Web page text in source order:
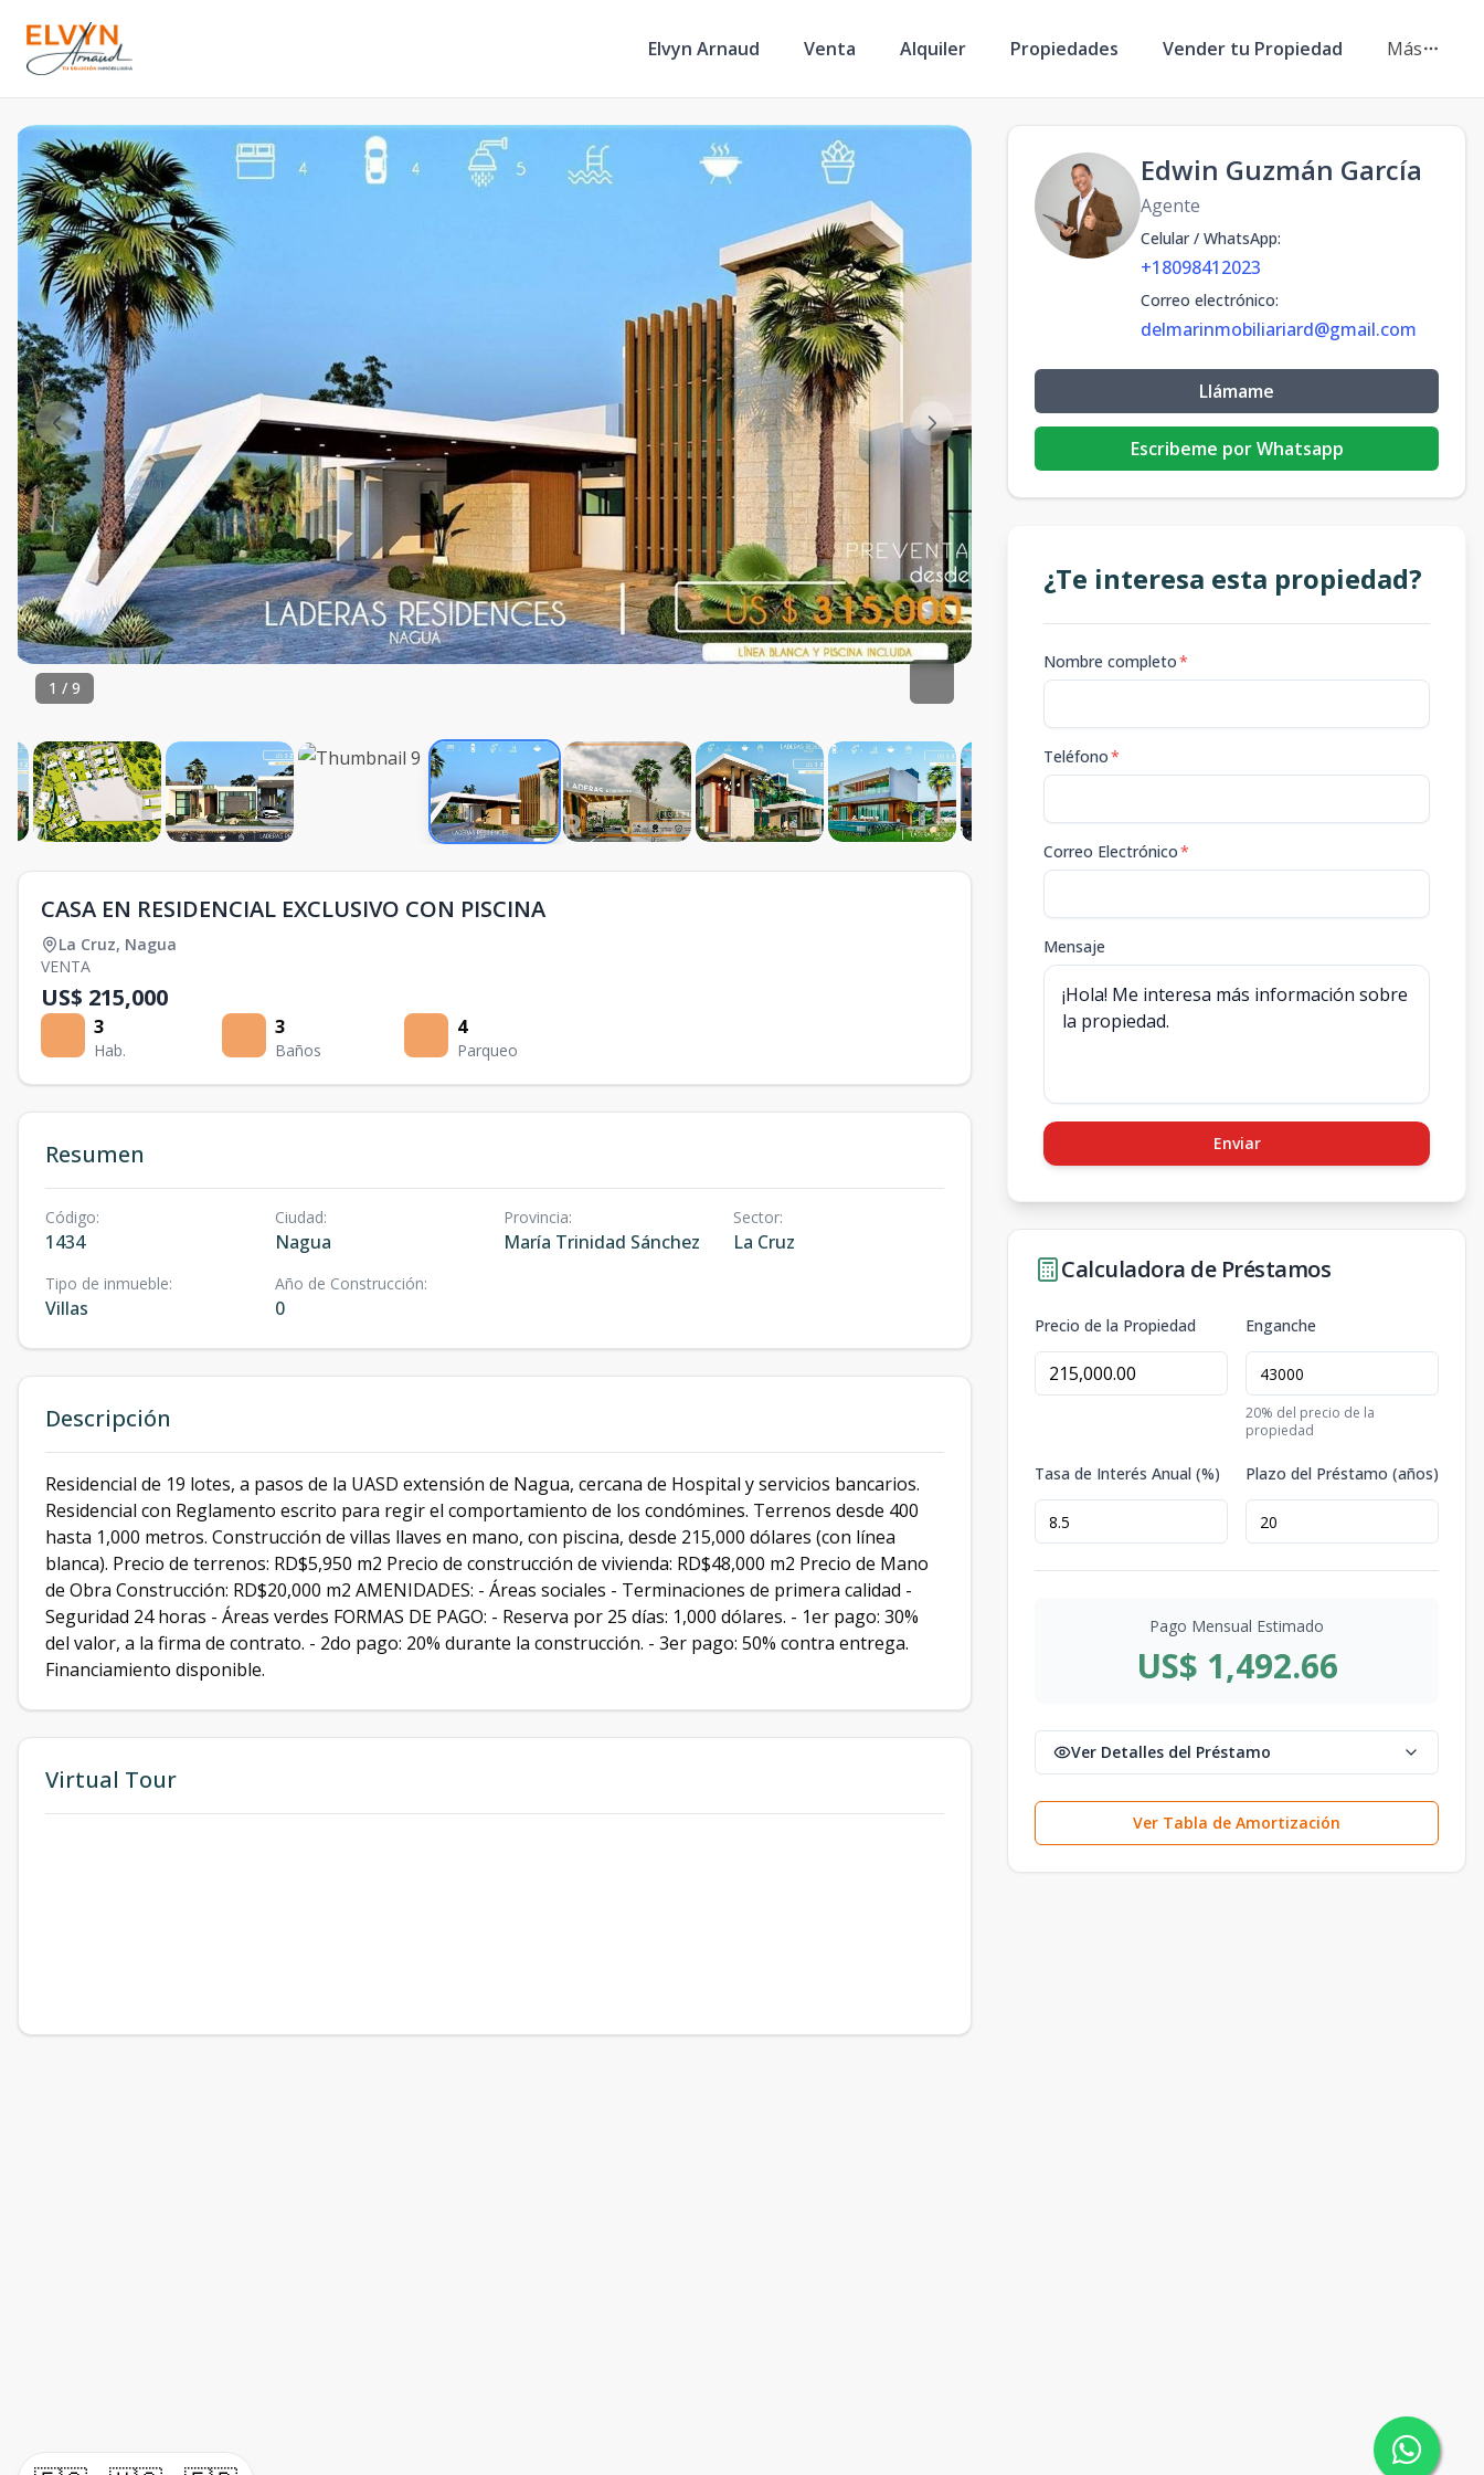
Elvyn Arnaud Venta Alquiler Propiedades Vender tu Propiedad Más
1 / 9
CASA EN RESIDENCIAL EXCLUSIVO CON PISCINA
La Cruz, Nagua
VENTA
US$ 215,000
3
Hab.
3
Baños
4
Parqueo
Resumen
Código:
1434
Ciudad:
Nagua
Provincia:
María Trinidad Sánchez
Sector:
La Cruz
Tipo de inmueble:
Villas
Año de Construcción:
0
Descripción
Residencial de 19 lotes, a pasos de la UASD extensión de Nagua, cercana de Hospital y servicios bancarios.
Residencial con Reglamento escrito para regir el comportamiento de los condómines. Terrenos desde 400
hasta 1,000 metros. Construcción de villas llaves en mano, con piscina, desde 215,000 dólares (con línea
blanca). Precio de terrenos: RD$5,950 m2 Precio de construcción de vivienda: RD$48,000 m2 Precio de Mano
de Obra Construcción: RD$20,000 m2 AMENIDADES: - Áreas sociales - Terminaciones de primera calidad -
Seguridad 24 horas - Áreas verdes FORMAS DE PAGO: - Reserva por 25 días: 1,000 dólares. - 1er pago: 30%
del valor, a la firma de contrato. - 2do pago: 20% durante la construcción. - 3er pago: 50% contra entrega.
Financiamiento disponible.
Virtual Tour
Edwin Guzmán García
Agente
Celular / WhatsApp:
+18098412023
Correo electrónico:
delmarinmobiliariard@gmail.com
Llámame
Escribeme por Whatsapp
¿Te interesa esta propiedad?
Nombre completo*
Teléfono*
Correo Electrónico*
Mensaje
Enviar
Calculadora de Préstamos
Precio de la Propiedad Enganche
20% del precio de la
propiedad
Tasa de Interés Anual (%) Plazo del Préstamo (años)
Pago Mensual Estimado
US$ 1,492.66
Ver Detalles del Préstamo
Ver Tabla de Amortización